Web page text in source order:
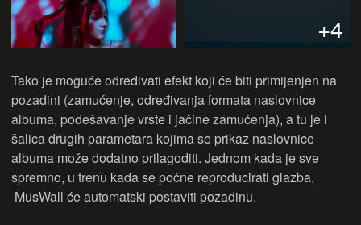
+4
Tako je moguće određivati efekt koji će biti primijenjen na
pozadini (zamućenje, određivanja formata naslovnice
albuma, podešavanje vrste i jačine zamućenja), a tu je i
šalica drugih parametara kojima se prikaz naslovnice
albuma može dodatno prilagoditi. Jednom kada je sve
spremno, u trenu kada se počne reproducirati glazba,
MusWall će automatski postaviti pozadinu.